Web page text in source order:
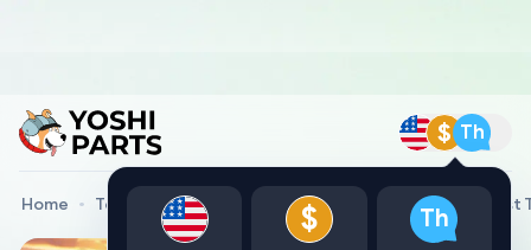
$ Th
Home Toyota Genuine Parts Converter Assy, W/Catalyst
$ Th